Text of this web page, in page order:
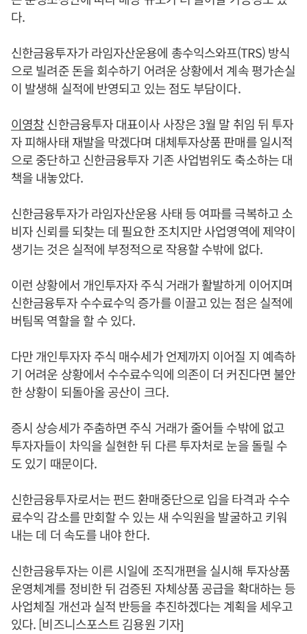
다.
신한금융투자가 라임자산운용에 총수익스와프(TRS) 방식
으로 빌려준 돈을 회수하기 어려운 상황에서 계속 평가손실
이 발생해 실적에 반영되고 있는 점도 부담이다.
이영창신한금융투자 대표이사 사장은 3월 말 취임 뒤 투자
자 피해사태 재발을 막겠다며 대체투자상품 판매를 일시적
으로 중단하고 신한금융투자 기존 사업범위도 축소하는 대
책을 내놓았다.
신한금융투자가 라임자산운용 사태 등 여파를 극복하고 소
비자 신뢰를 되찾는 데 필요한 조치지만 사업영역에 제약이
생기는 것은 실적에 부정적으로 작용할 수밖에 없다.
이런 상황에서 개인투자자 주식 거래가 활발하게 이어지며
신한금융투자 수수료수익 증가를 이끌고 있는 점은 실적에
버팀목 역할을 할 수 있다.
다만 개인투자자 주식 매수세가 언제까지 이어질 지 예측하
기 어려운 상황에서 수수료수익에 의존이 더 커진다면 불안
한 상황이 되돌아올 공산이 크다.
증시 상승세가 주춤하면 주식 거래가 줄어들 수밖에 없고
투자자들이 차익을 실현한 뒤 다른 투자처로 눈을 돌릴 수
도 있기 때문이다.
신한금융투자로서는 펀드 환매중단으로 입을 타격과 수수
료수익 감소를 만회할 수 있는 새 수익원을 발굴하고 키워
내는 데 더 속도를 내야 한다.
신한금융투자는 이른 시일에 조직개편을 실시해 투자상품
운영체계를 정비한 뒤 검증된 자체상품 공급을 확대하는 등
사업체질 개선과 실적 반등을 추진하겠다는 계획을 세우고
있다. [비즈니스포스트 김용원 기자]